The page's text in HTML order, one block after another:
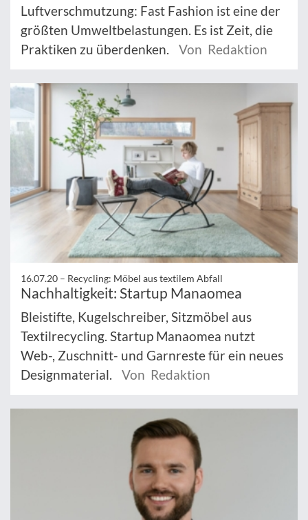
Luftverschmutzung: Fast Fashion ist eine der
größten Umweltbelastungen. Es ist Zeit, die
Praktiken zu überdenken.
Von Redaktion
16.07.20 – Recycling: Möbel aus textilem Abfall
Nachhaltigkeit: Startup Manaomea
Bleistifte, Kugelschreiber, Sitzmöbel aus
Textilrecycling. Startup Manaomea nutzt
Web-, Zuschnitt- und Garnreste für ein neues
Designmaterial.
Von Redaktion